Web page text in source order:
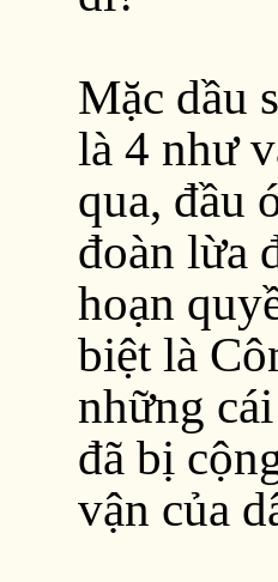
Mặc dầu
là 4 như
qua, đầu
đoàn lừa
hoạn
biệt là
những
đã bị
vận của